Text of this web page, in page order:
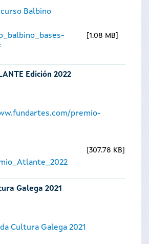
Balbino
1.08 MB
Edición 2022
premio-
307.78 KB
Galega 2021
Cultura Galega 2021